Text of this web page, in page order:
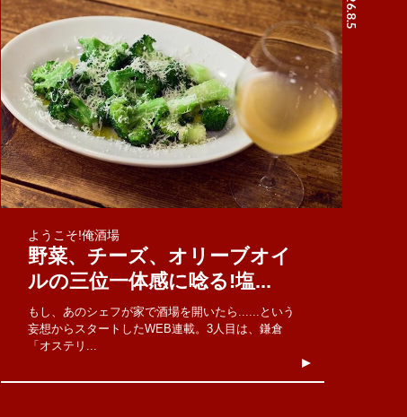
ようこそ!俺酒場
野菜、チーズ、オリーブオイ
ルの三位一体感に唸る!塩...
もし、あのシェフが家で酒場を開いたら......という
妄想からスタートしたWEB連載。3人目は、鎌倉
「オステリ...